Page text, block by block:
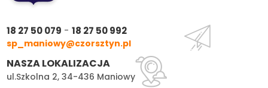
18 27 50 079 -18 27 50 992
sp_maniowy@czorsztyn.pl
NASZA LOKALIZACJA
ul.Szkolna 2, 34-436 Maniowy